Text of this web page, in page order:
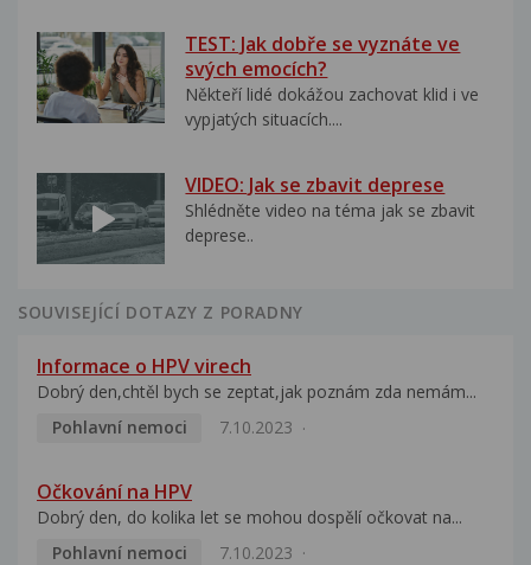
TEST: Jak dobře se vyznáte ve
svých emocích?
Někteří lidé dokážou zachovat klid i ve
vypjatých situacích....
VIDEO: Jak se zbavit deprese
Shlédněte video na téma jak se zbavit
deprese..
SOUVISEJÍCÍ DOTAZY Z PORADNY
Informace o HPV virech
Dobrý den,chtěl bych se zeptat,jak poznám zda nemám...
Pohlavní nemoci
7.10.2023
Očkování na HPV
Dobrý den, do kolika let se mohou dospělí očkovat na...
Pohlavní nemoci
7.10.2023